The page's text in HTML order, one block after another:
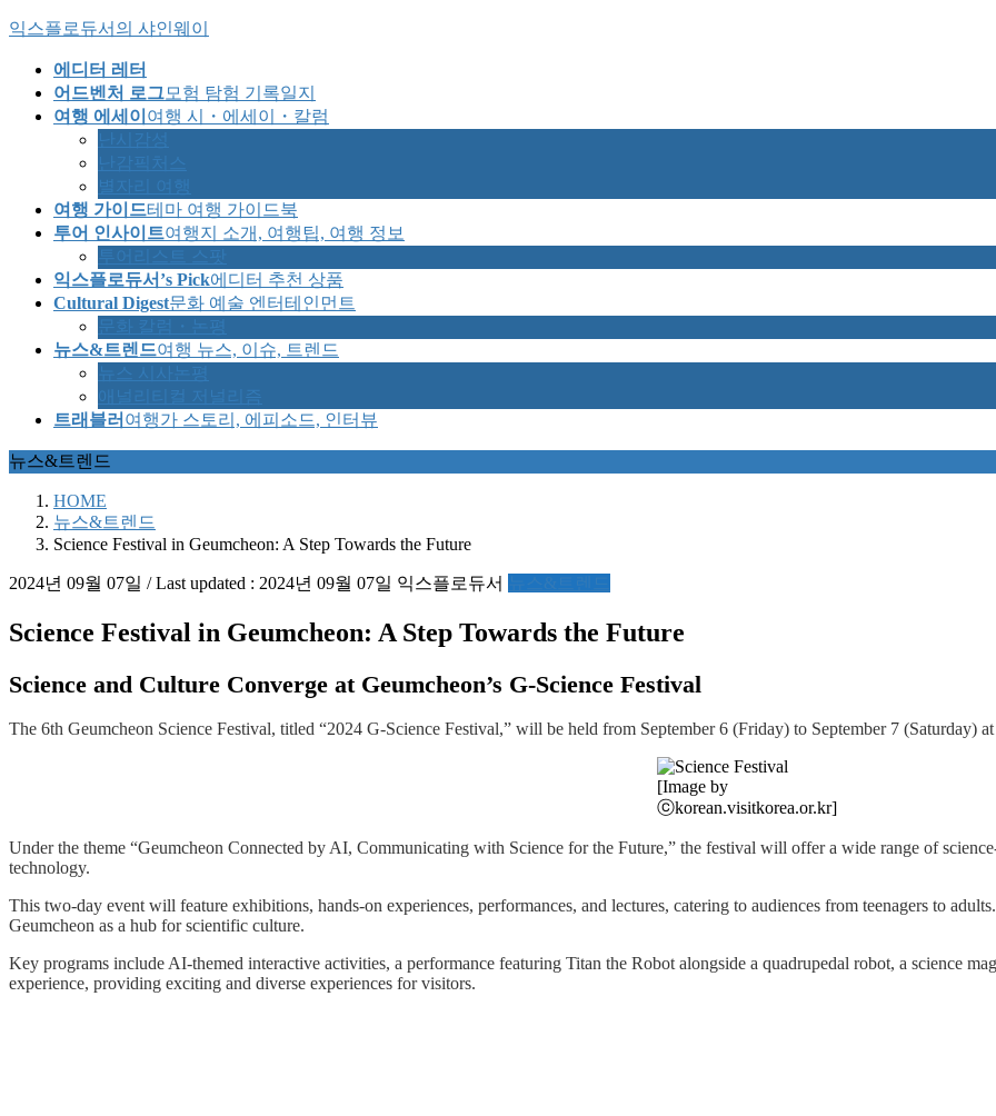
Skip
content
Skip
Navigation
익스플로듀서의 샤인웨이
에디터 레터
어드벤처 로그모험 탐험 기록일지
여행 에세이 여행 시・에세이・칼럼
난시감성
난감픽처스
별자리 여행
여행 가이드테마 여행 가이드북
투어 인사이트여행지 소개, 여행팁, 여행 정보
투어리스트 스팟
익스플로듀서’s Pick에디터 추천 상품
Cultural Digest문화 예술 엔터테인먼트
문화 칼럼・논평
뉴스&트렌드여행 뉴스, 이슈, 트렌드
뉴스 시사논평
애널리티컬 저널리즘
트래블러 여행가 스토리, 에피소드, 인터뷰
뉴스&트렌드
HOME
뉴스&트렌드
Science Festival in Geumcheon: A Step Towards the Future
2024년 09월 07일 / Last updated : 2024년 09월 07일 익스플로듀서
Science Festival in Geumcheon: A Step Towards the Future
Science and Culture Converge at Geumcheon’s G-Science Festival
The 6th Geumcheon Science Festival, titled “2024 G-Science Festival,” will be held from September 6 (Friday) to September 7 (Saturday)
[Image by
ⓒkorean.visitkorea.or.kr]
Under the theme “Geumcheon Connected by AI, Communicating with Science for the Future,” the festival will offer a wide range of
technology.
This two-day event will feature exhibitions, hands-on experiences, performances, and lectures, catering to audiences from teenagers to
Geumcheon as a hub for scientific culture.
Key programs include AI-themed interactive activities, a performance featuring Titan the Robot alongside a quadrupedal robot, a science
experience, providing exciting and diverse experiences for visitors.